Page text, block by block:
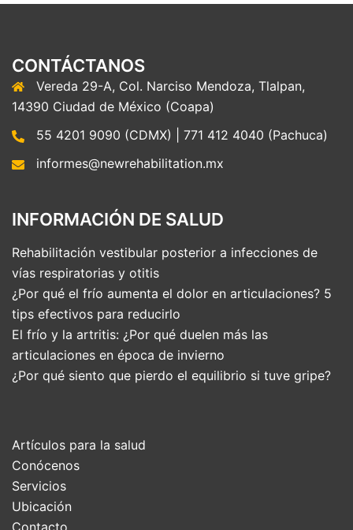
CONTÁCTANOS
Vereda 29-A, Col. Narciso Mendoza, Tlalpan,
14390 Ciudad de México (Coapa)
55 4201 9090 (CDMX) | 771 412 4040 (Pachuca)
informes@newrehabilitation.mx
INFORMACIÓN DE SALUD
Rehabilitación vestibular posterior a infecciones de
vías respiratorias y otitis
¿Por qué el frío aumenta el dolor en articulaciones? 5
tips efectivos para reducirlo
El frío y la artritis: ¿Por qué duelen más las
articulaciones en época de invierno
¿Por qué siento que pierdo el equilibrio si tuve gripe?
Artículos para la salud
Conócenos
Servicios
Ubicación